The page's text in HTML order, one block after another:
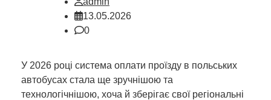
13.05.2026
0
У 2026 році система оплати проїзду в польських
автобусах стала ще зручнішою та
технологічнішою, хоча й зберігає свої регіональні